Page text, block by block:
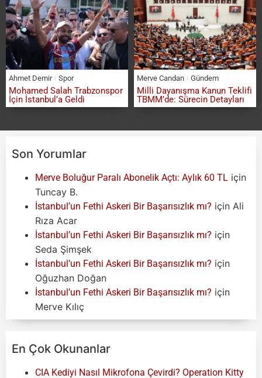
Ahmet Demir Spor
Mohamed Salah Trabzonspor
İçin İstanbul’a Geldi
Merve Candan Gündem
Milli Dayanışma Kanun Teklifi
TBMM’de: Sürecin Detayları
Son Yorumlar
Merve Boluğur Paralı Abonelik Açtı: Aylık 60 TL için
Tuncay B.
İstanbul’un Fethi Askeri Bir Başarısızlık mı? için Ali
Rıza Acar
İstanbul’un Fethi Askeri Bir Başarısızlık mı? için
Seda Şimşek
İstanbul’un Fethi Askeri Bir Başarısızlık mı? için
Oğuzhan Doğan
İstanbul’un Fethi Askeri Bir Başarısızlık mı? için
Merve Kılıç
En Çok Okunanlar
CIA Kediyi Nasıl Mikrofona Çevirdi? Operation Kitty